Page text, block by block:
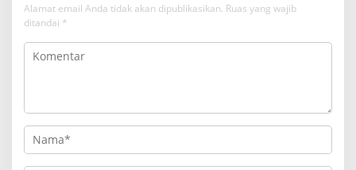
Alamat email Anda tidak akan dipublikasikan. Ruas yang wajib
ditandai *